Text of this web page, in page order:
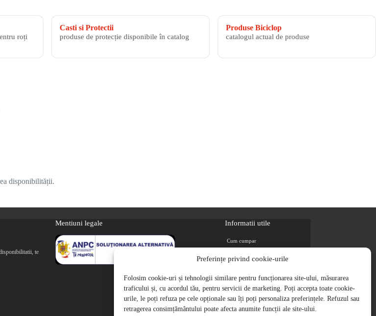
Preferințe privind cookie-urile
Folosim cookie-uri și tehnologii similare pentru funcționarea site-ului, măsurarea
traficului și, cu acordul tău, pentru servicii de marketing. Poți accepta toate cookie-
urile, le poți refuza pe cele opționale sau îți poți personaliza preferințele. Refuzul sau
retragerea consimțământului poate afecta anumite funcții ale site-ului.
roți
Casti si Protectii
produse de protecție disponibile în catalog
Produse Biciclop
catalogul actual de produse
disponibilității.
te
Mentiuni legale Informatii utile
Cum cumpar
Magazine partenere
Retur
Cariere
Politica de Confidentialitate